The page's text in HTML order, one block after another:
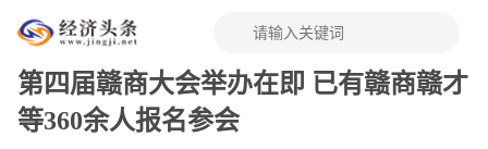
第四届赣商大会举办在即 已有赣商赣才
等360余人报名参会